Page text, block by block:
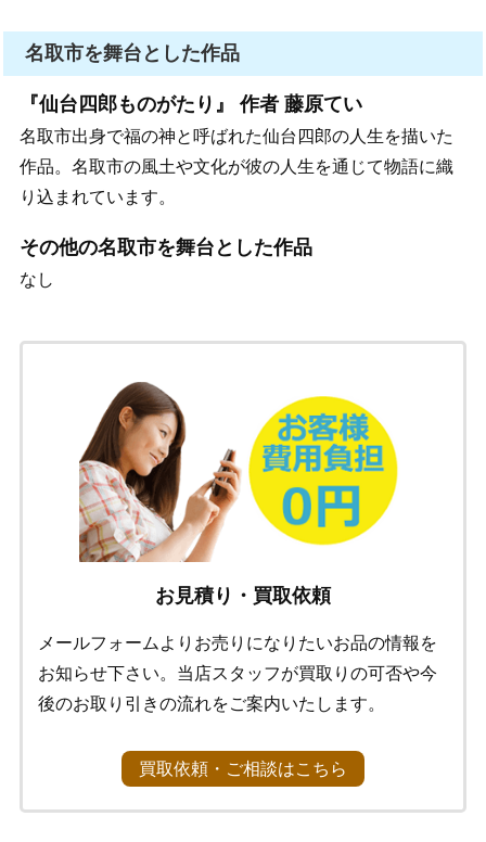
名取市を舞台とした作品
『仙台四郎ものがたり』 作者 藤原てい
名取市出身で福の神と呼ばれた仙台四郎の人生を描いた
作品。名取市の風土や文化が彼の人生を通じて物語に織
り込まれています。
その他の名取市を舞台とした作品
なし
お見積り・買取依頼
メールフォームよりお売りになりたいお品の情報を
お知らせ下さい。当店スタッフが買取りの可否や今
後のお取り引きの流れをご案内いたします。
買取依頼・ご相談はこちら